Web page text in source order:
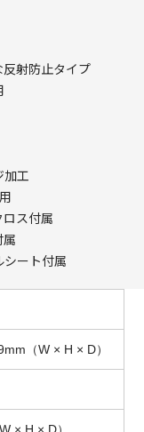
射防止タイプ
加工
ス付属
ート付属
（W × H × D）
× H × D）